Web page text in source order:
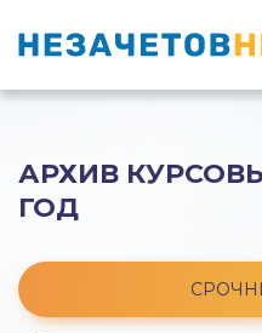
АРХИВ
ГОД